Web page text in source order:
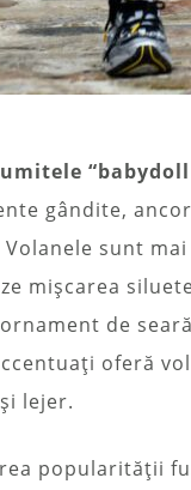
“babydoll
gândite,
sunt
mișcarea
de
oferă
lejer.
popularității